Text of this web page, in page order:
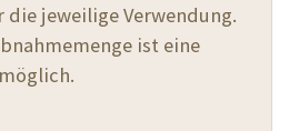
jeweilige Verwendung.
ist eine